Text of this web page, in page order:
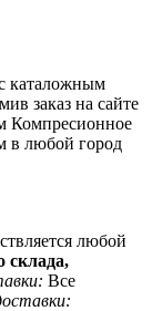
каталожным
заказ на сайте
Компресионное
в любой город
любой
склада,
Все